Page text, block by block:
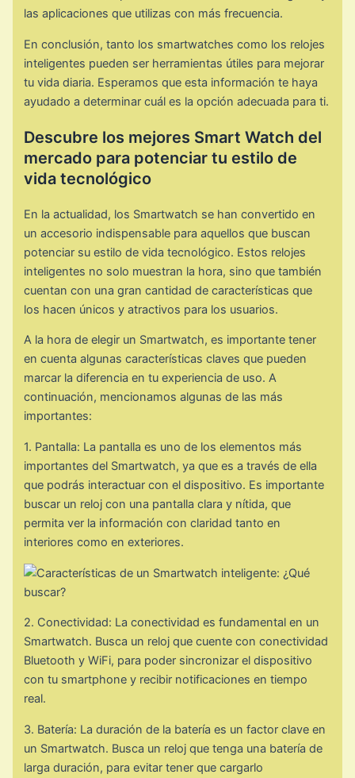
las aplicaciones que utilizas con más frecuencia.
En conclusión, tanto los smartwatches como los relojes
inteligentes pueden ser herramientas útiles para mejorar
tu vida diaria. Esperamos que esta información te haya
ayudado a determinar cuál es la opción adecuada para ti.
Descubre los mejores Smart Watch del
mercado para potenciar tu estilo de
vida tecnológico
En la actualidad, los Smartwatch se han convertido en
un accesorio indispensable para aquellos que buscan
potenciar su estilo de vida tecnológico. Estos relojes
inteligentes no solo muestran la hora, sino que también
cuentan con una gran cantidad de características que
los hacen únicos y atractivos para los usuarios.
A la hora de elegir un Smartwatch, es importante tener
en cuenta algunas características claves que pueden
marcar la diferencia en tu experiencia de uso. A
continuación, mencionamos algunas de las más
importantes:
1. Pantalla: La pantalla es uno de los elementos más
importantes del Smartwatch, ya que es a través de ella
que podrás interactuar con el dispositivo. Es importante
buscar un reloj con una pantalla clara y nítida, que
permita ver la información con claridad tanto en
interiores como en exteriores.
2. Conectividad: La conectividad es fundamental en un
Smartwatch. Busca un reloj que cuente con conectividad
Bluetooth y WiFi, para poder sincronizar el dispositivo
con tu smartphone y recibir notificaciones en tiempo
real.
3. Batería: La duración de la batería es un factor clave en
un Smartwatch. Busca un reloj que tenga una batería de
larga duración, para evitar tener que cargarlo